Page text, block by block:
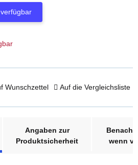
Wunschzettel Auf die Vergleichsliste
Angaben zur
Produktsicherheit
wenn